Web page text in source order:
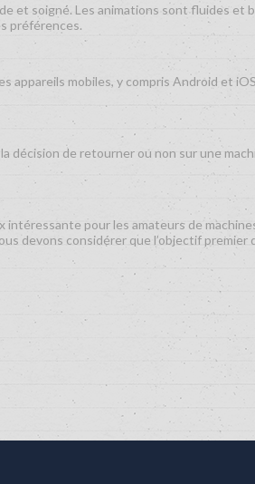
et soigné. Les animations sont fluides
préférences.
appareils mobiles, y compris Android et
décision de retourner ou non sur une
intéressante pour les amateurs de
devons considérer que l’objectif